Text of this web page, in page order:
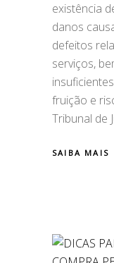
existência
danos
defeitos
serviços,
fruição e
Tribunal de
SAIBA MAIS